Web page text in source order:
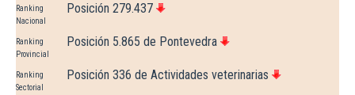
Ranking
Nacional
Posición 279.437
Ranking
Provincial
Posición 5.865 de Pontevedra
Ranking
Sectorial
Posición 336 de Actividades veterinarias